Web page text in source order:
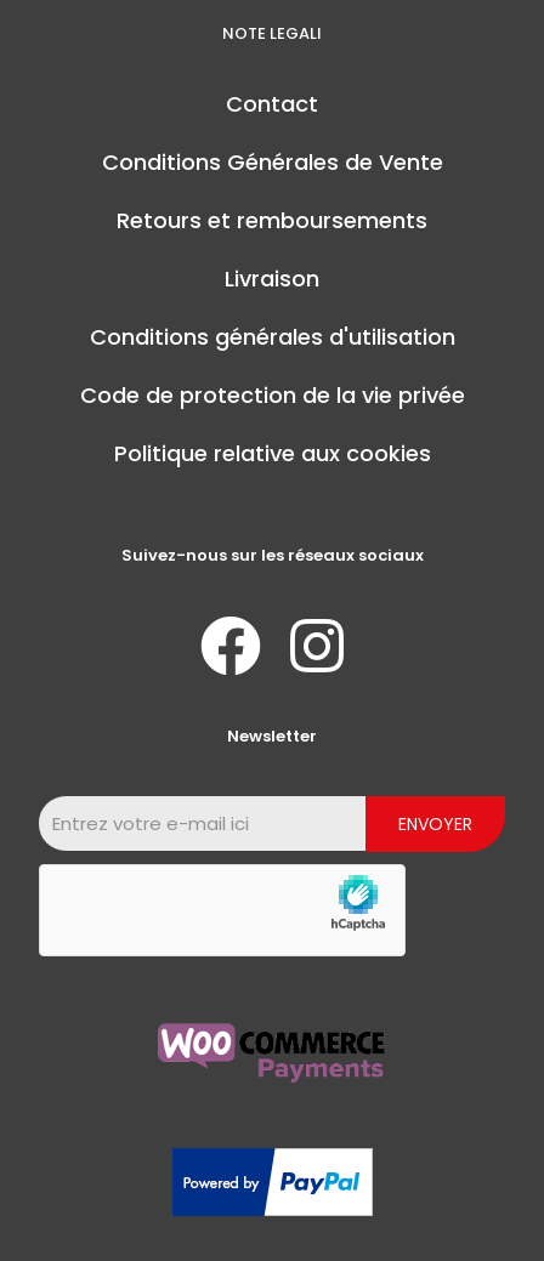
NOTE LEGALI
Contact
Conditions Générales de Vente
Retours et remboursements
Livraison
Conditions générales d'utilisation
Code de protection de la vie privée
Politique relative aux cookies
Suivez-nous sur les réseaux sociaux
Newsletter